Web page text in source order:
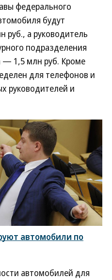
федерального
будут
руб., а руководитель
подразделения
— 1,5 млн руб. Кроме
для телефонов и
руководителей и
автомобили по
автомобилей для